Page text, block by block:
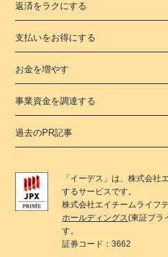
返済をラクにする
支払いをお得にする
お金を増やす
事業資金を調達する
過去のPR記事
「 イーデス 」は、株式会社
するサービスです。
株式会社エイチームライフ
ホールディングス(東証プラ
す。
証券コード：3662